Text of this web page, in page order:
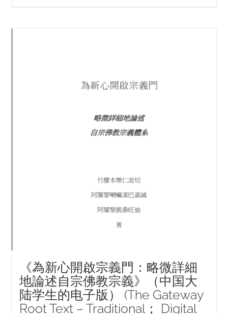
《為新心開啟宗義門：略微詳細
地論述自宗佛教宗義》（中国大
陆学生的电子版） (The Gateway
Root Text – Traditional； Digital